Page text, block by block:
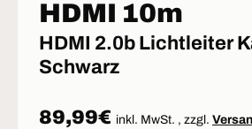
HDMI 10m
HDMI 2.0b Lichtleiter
Schwarz
Normaler Preis
89,99€ inkl. MwSt. , zzgl.